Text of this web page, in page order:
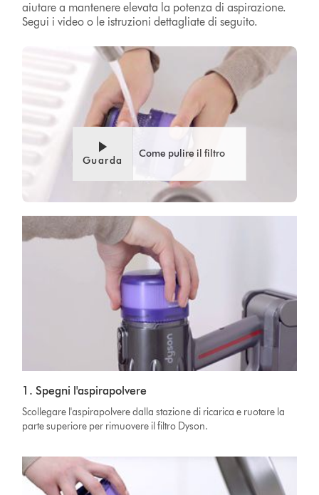
aiutare a mantenere elevata la potenza di aspirazione.
Segui i video o le istruzioni dettagliate di seguito.
Guarda
Come pulire il filtro
1. Spegni l'aspirapolvere
Scollegare l'aspirapolvere dalla stazione di ricarica e ruotare la
parte superiore per rimuovere il filtro Dyson.